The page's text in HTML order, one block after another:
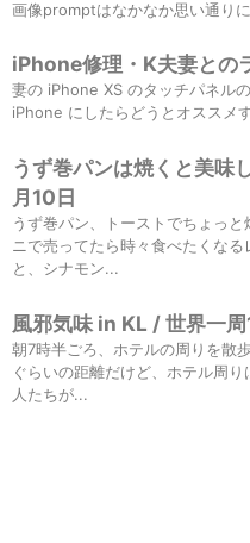
画像promptはなかなか思い通り
iPhone修理・K夫妻との
妻の iPhone XS のタッチパネル
iPhone にしたらどうとオススメ
うず巻パンは焼くと美
月10日
うず巻パン、トーストでちょっ
ニで売ってたら時々食べたくな
と、シナモン...
風邪気味 in KL / 世界一周
朝7時半ごろ、ホテルの周りを散
ぐらいの距離だけど、ホテル周
人たちが...